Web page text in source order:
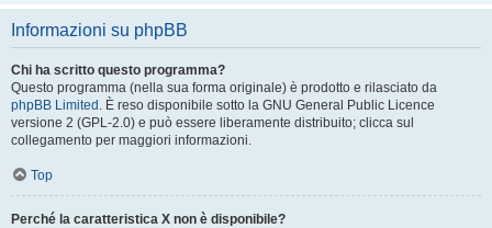
Informazioni su phpBB
Chi ha scritto questo programma?
Questo programma (nella sua forma originale) è prodotto e rilasciato da
phpBB Limited . È reso disponibile sotto la GNU General Public Licence
versione 2 (GPL-2.0) e può essere liberamente distribuito; clicca sul
collegamento per maggiori informazioni.
Top
Perché la caratteristica X non è disponibile?